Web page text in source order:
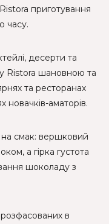
приготування
часу.
десерти та
Ristora шановною та
та ресторанах
новачків-аматорів.
смак: вершковий
а гірка густота
шоколаду з
в